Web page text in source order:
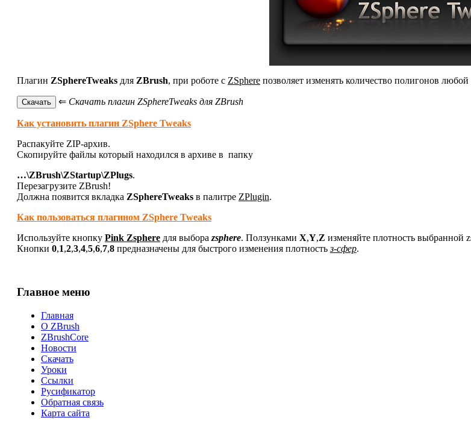
Плагин ZSphereTweaks для ZBrush, при роботе с ZSphereпозволяет изменять количество полигонов
⇐ Скачать плагин ZSphereTweaks для ZBrush
Как установить плагин ZSphere Tweaks
Распакуйте ZIP-архив.
Скопируйте файлыкоторый находился в архиве в папку
…\ZBrush\ZStartup\ZPlugs.
Перезагрузите ZBrush!
Должна появится вкладка ZSphereTweaksв палитре ZPlugin.
Как пользоваться плагином ZSphere Tweaks
Используйте кнопку Pink Zsphereдля выбора zsphere. Ползунками X,Y,Z изменяйте плотность выбранной
Кнопки 0,1,2,3,4,5,6,7,8предназначены для быстрого изменения плотностьз-сфер.
Главное меню
Главная
О ZBrush
ZBrushCore
Новости
Скачать
Уроки
Ссылки
Русификатор
Обратная связь
Карта сайта